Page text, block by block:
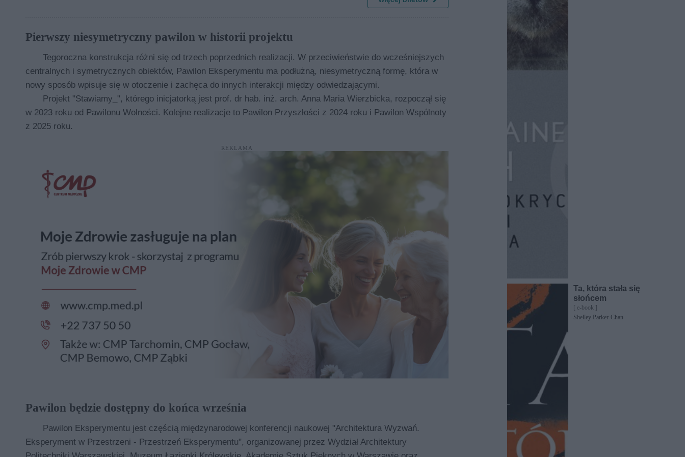
Pierwszy niesymetryczny pawilon w historii projektu
Tegoroczna konstrukcja różni się od trzech poprzednich realizacji. W przeciwieństwie do wcześniejszych
centralnych i symetrycznych obiektów, Pawilon Eksperymentu ma podłużną, niesymetryczną formę, która w
nowy sposób wpisuje się w otoczenie i zachęca do innych interakcji między odwiedzającymi.
Projekt "Stawiamy_", którego inicjatorką jest prof. dr hab. inż. arch. Anna Maria Wierzbicka, rozpoczął się
w 2023 roku od Pawilonu Wolności. Kolejne realizacje to Pawilon Przyszłości z 2024 roku i Pawilon Wspólnoty
z 2025 roku.
REKLAMA
Pawilon będzie dostępny do końca września
Pawilon Eksperymentu jest częścią międzynarodowej konferencji naukowej "Architektura Wyzwań.
Eksperyment w Przestrzeni - Przestrzeń Eksperymentu", organizowanej przez Wydział Architektury
Ta, która stała się
słońcem
[ e-book ]
Shelley Parker-Chan